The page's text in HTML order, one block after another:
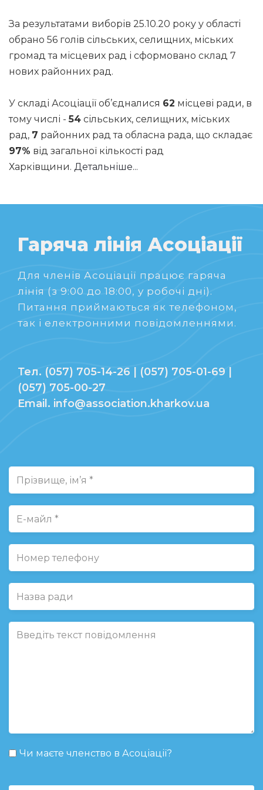
За результатами виборів 25.10.20 року у області
обрано 56 голів сільських, селищних, міських
громад та місцевих рад і сформовано склад 7
нових районних рад.
У складі Асоціації об’єдналися 62 місцеві ради, в
тому числі -54 сільських, селищних, міських
рад, 7 районних рад та обласна рада, що складає
97% від загальної кількості рад
Харківщини. Детальніше...
Гаряча лінія Асоціації
Для членів Асоціації працює гаряча
лінія (з 9:00 до 18:00, у робочі дні).
Питання приймаються як телефоном,
так і електронними повідомленнями.
Тел. (057) 705-14-26 | (057) 705-01-69 |
(057) 705-00-27
Email. info@association.kharkov.ua
Чи маєте членство в Асоціації?